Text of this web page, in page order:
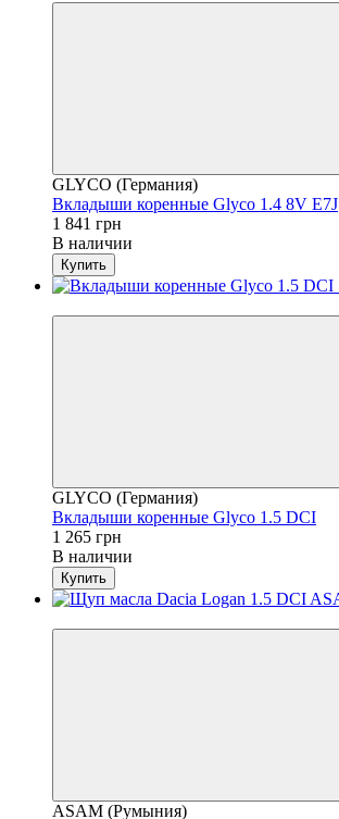
GLYCO (Германия)
Вкладыши коренные Glyco 1.4 8V E7J
1 841 грн
В наличии
Купить
GLYCO (Германия)
Вкладыши коренные Glyco 1.5 DCI
1 265 грн
В наличии
Купить
ASAM (Румыния)